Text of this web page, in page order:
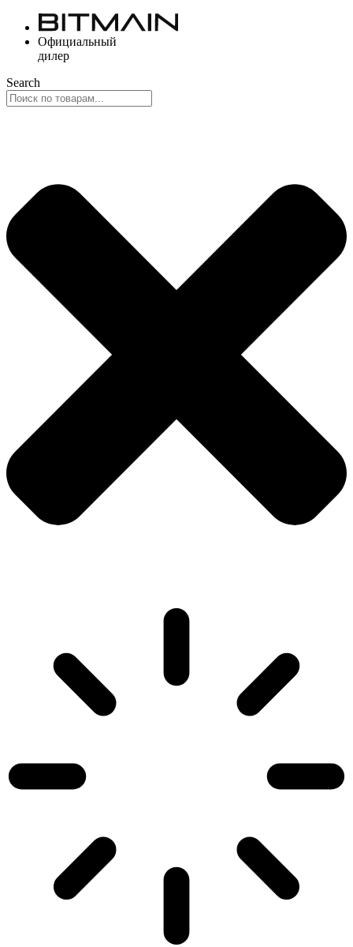
Перейти
содержимому
Официальный
дилер
Search